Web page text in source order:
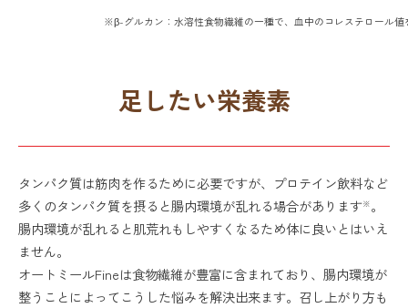
※β-グルカン：水溶性食物繊維の一種で、血中のコレステロール
足したい栄養素
タンパク質は筋肉を作るために必要ですが、プロテイン飲料など
多くのタンパク質を摂ると腸内環境が乱れる場合があります※。
腸内環境が乱れると肌荒れもしやすくなるため体に良いとはいえ
ません。
オートミールFineは食物繊維が豊富に含まれており、腸内環境が
整うことによってこうした悩みを解決出来ます。召し上がり方も